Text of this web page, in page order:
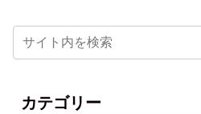
カテゴリー